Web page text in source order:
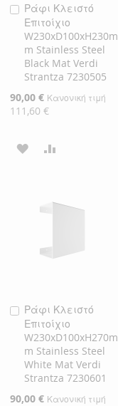
Ράφι Κλειστό
Επιτοίχιο
W230xD100xH230m
m Stainless Steel
Black Mat Verdi
Strantza 7230505
Ειδική
Τιμή
90,00 € Κανονική τιμή
111,60 €
Προσθήκη
στο
Καλάθι
ΠΡΟΣΘΉΚΗ
Ράφι Κλειστό
Επιτοίχιο
W230xD100xH270m
m Stainless Steel
White Mat Verdi
Strantza 7230601
Ειδική
90,00 € Κανονική τιμή
Προσθήκη
στο
Καλάθι